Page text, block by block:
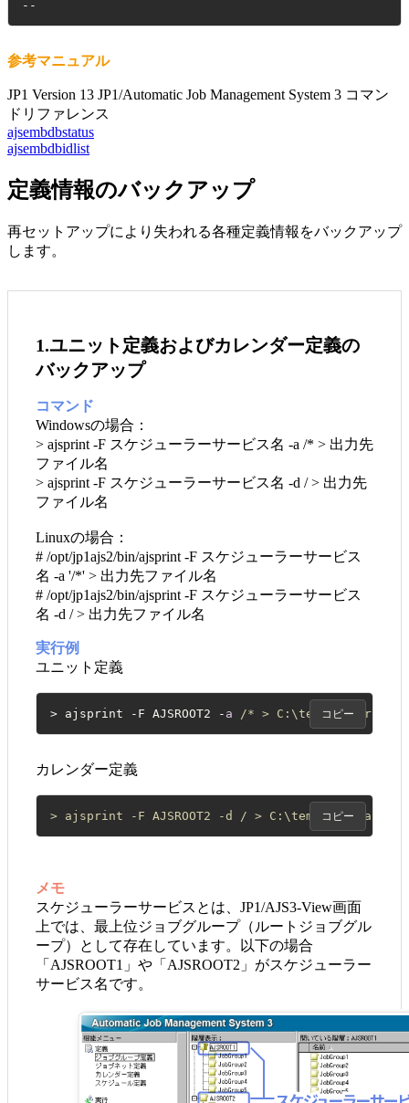
参考マニュアル
JP1 Version 13 JP1/Automatic Job Management System 3 コマン
ドリファレンス
ajsembdbstatus
ajsembdbidlist
定義情報のバックアップ
再セットアップにより失われる各種定義情報をバックアップ
します。
1.ユニット定義およびカレンダー定義の
バックアップ
コマンド
Windowsの場合：
> ajsprint -F スケジューラーサービス名 -a /* > 出力先
ファイル名
> ajsprint -F スケジューラーサービス名 -d / > 出力先
ファイル名
Linuxの場合：
# /opt/jp1ajs2/bin/ajsprint -F スケジューラーサービス
名 -a '/*' > 出力先ファイル名
# /opt/jp1ajs2/bin/ajsprint -F スケジューラーサービス
名 -d / > 出力先ファイル名
実行例
ユニット定義
> ajsprint -F AJSROOT2 - a /* > コピー
カレンダー定義
> ajsprint -F AJSROOT2 -d / > コピー
メモ
スケジューラーサービスとは、JP1/AJS3-View画面
上では、最上位ジョブグループ（ルートジョブグル
ープ）として存在しています。以下の場合
「AJSROOT1」や「AJSROOT2」がスケジューラー
サービス名です。